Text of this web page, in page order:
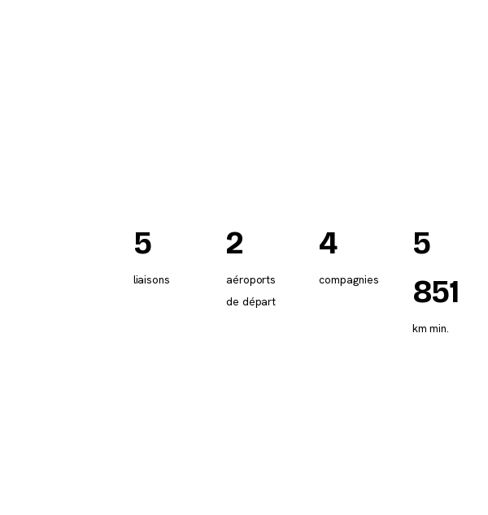
5
liaisons
2
aéroports
de départ
4
compagnies
5
851
km min.